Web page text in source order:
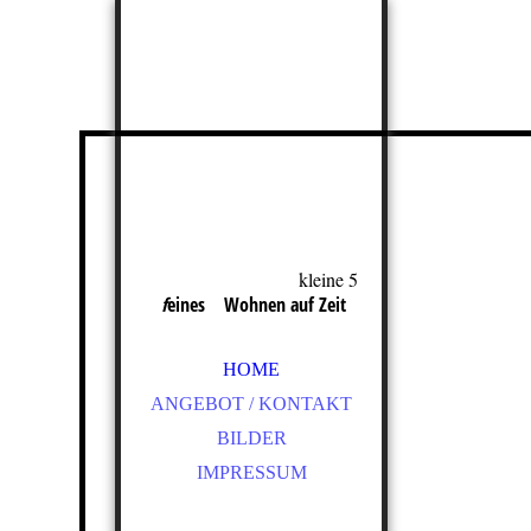
kleine 5
feines Wohnen auf Zeit
HOME
ANGEBOT / KONTAKT
BILDER
IMPRESSUM